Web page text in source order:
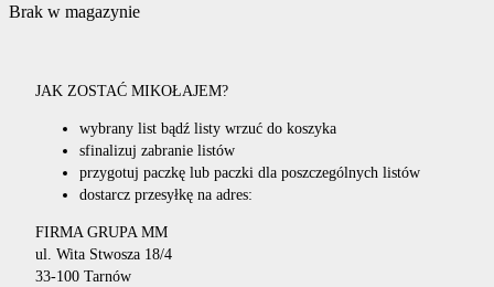
Brak w magazynie
JAK ZOSTAĆ MIKOŁAJEM?
wybrany list bądź listy wrzuć do koszyka
sfinalizuj zabranie listów
przygotuj paczkę lub paczki dla poszczególnych listów
dostarcz przesyłkę na adres:
FIRMA GRUPA MM
ul. Wita Stwosza 18/4
33-100 Tarnów